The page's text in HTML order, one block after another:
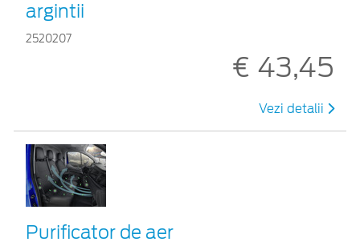
argintii
2520207
€ 43,45
Vezi detalii
Purificator de aer